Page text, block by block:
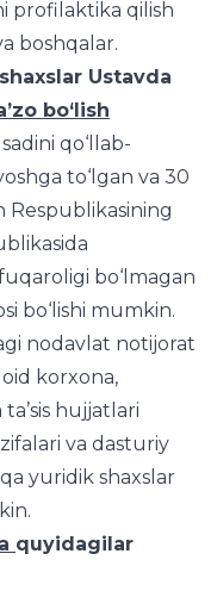
profilaktika qilish
boshqalar.
Ustavda
bo‘lish
qo‘llab-
to‘lgan va 30
Respublikasining
bo‘lmagan
bo‘lishi mumkin.
nodavlat notijorat
korxona,
hujjatlari
va dasturiy
yuridik shaxslar
quyidagilar